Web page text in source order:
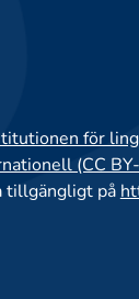
för
(CC
tillgängligt på